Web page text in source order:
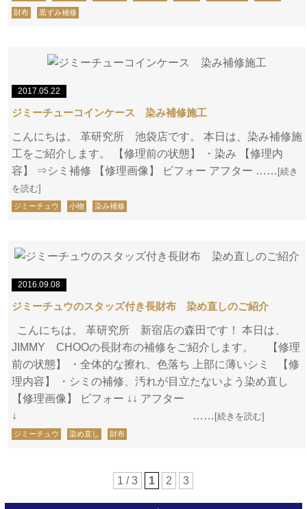
財布 黒ずみ補修
2017.05.22
ジミーチューコインケース 染み補修施工
こんにちは。 革研究所 池袋店です。 本日は、染み補修施
工をご紹介します。 【修理前の状態】 ・染み 【修理内
容】 ⇒シミ補修 【修理画像】 ビフォー アフター …… [続き
を読む]
ジミーチュウ 小物 染み補修
2016.09.08
ジミーチュウのスタッズ付き長財布 染め直しのご紹介
こんにちは。 革研究所 新宿店の森田です！ 本日は、
JIMMY CHOOの長財布の補修をご紹介します。 【修理
前の状態】 ・全体的な擦れ、色落ち 上部に薄いシミ 【修
理内容】 ・シミの補修、汚れが目立たないよう染め直し
【修理画像】 ビフォー ↓↓ アフター
↓ …… [続きを読む]
ジミーチュウ 染め直し 財布
1 / 3 1 2 3